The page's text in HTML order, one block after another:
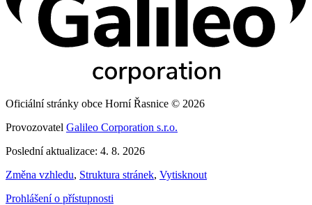
Oficiální stránky obce Horní Řasnice © 2026
Provozovatel Galileo Corporation s.r.o.
Poslední aktualizace: 4. 8. 2026
Změna vzhledu, Struktura stránek, Vytisknout
Prohlášení o přístupnosti